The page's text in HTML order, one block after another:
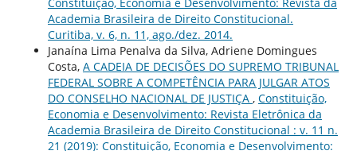
Academia Brasileira de Direito Constitucional.
Curitiba, v. 6, n. 11, ago./dez. 2014.
Janaína Lima Penalva da Silva, Adriene Domingues
Costa, A CADEIA DE DECISÕES DO SUPREMO TRIBUNAL
FEDERAL SOBRE A COMPETÊNCIA PARA JULGAR ATOS
DO CONSELHO NACIONAL DE JUSTIÇA , Constituição,
Economia e Desenvolvimento: Revista Eletrônica da
Academia Brasileira de Direito Constitucional : v. 11 n.
21 (2019): Constituição, Economia e Desenvolvimento: